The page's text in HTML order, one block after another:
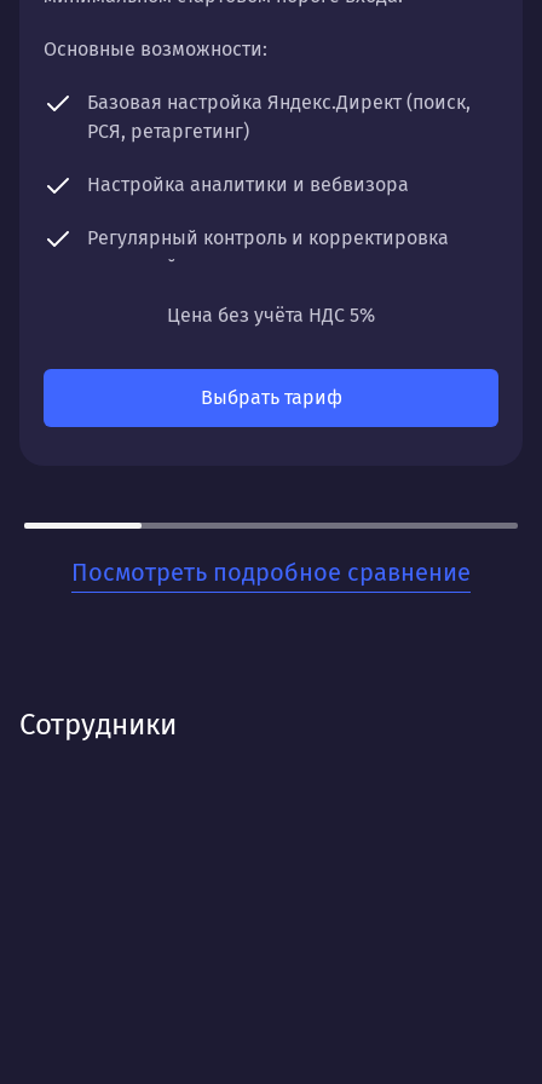
Основные возможности:
Базовая настройка Яндекс.Директ (поиск,
РСЯ, ретаргетинг)
Настройка аналитики и вебвизора
Регулярный контроль и корректировка
кампаний
Отчетность по ключевым показателям
Что получите:
Стабильный поток заявок с минимальными
временными затратами. Понятную систему
Для стартапов и малого бизнеса, которые хотят
быстро начать получать заявки и тестировать
Цена без учёта НДС 5%
Выбрать тариф
Посмотреть подробное сравнение
Сотрудники